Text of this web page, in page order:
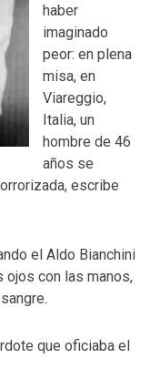
haber
imaginado
peor: en plena
misa, en
Viareggio,
Italia, un
hombre de 46
años se
escribe
el Aldo Bianchini
ojos con las manos,
que oficiaba el